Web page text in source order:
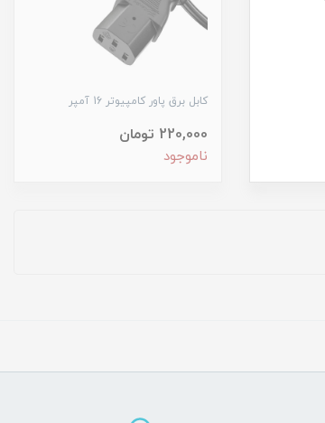
کابل برق پاور کامپیوتر 16 آمپر
220,000 تومان
ناموجود